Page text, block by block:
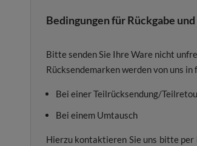
Bedingungen für Rückgabe
Bitte senden Sie Ihre Ware nicht
Rücksendemarken werden von uns
Bei einer Teilrücksendung/
Bei einem Umtausch
Hierzu kontaktieren Sie uns bitte per